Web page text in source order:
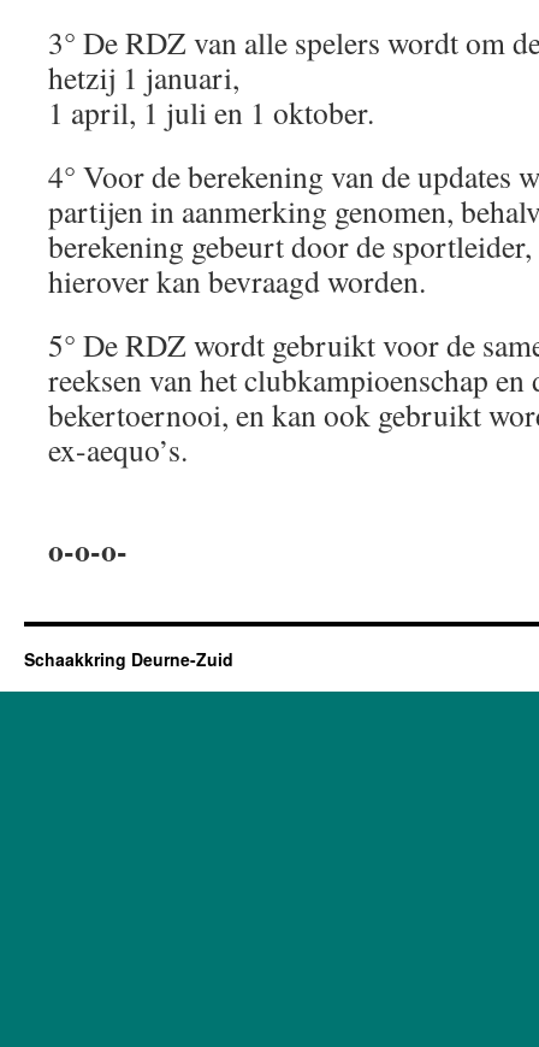
3° De RDZ van alle spelers wordt om
hetzij 1 januari,
1 april, 1 juli en 1 oktober.
4° Voor de berekening van de updates
partijen in aanmerking genomen,
berekening gebeurt door de
hierover kan bevraagd worden.
5° De RDZ wordt gebruikt voor de
reeksen van het clubkampioenschap en
bekertoernooi, en kan ook gebruikt
ex-aequo’s.
o-o-o-
Schaakkring Deurne-Zuid